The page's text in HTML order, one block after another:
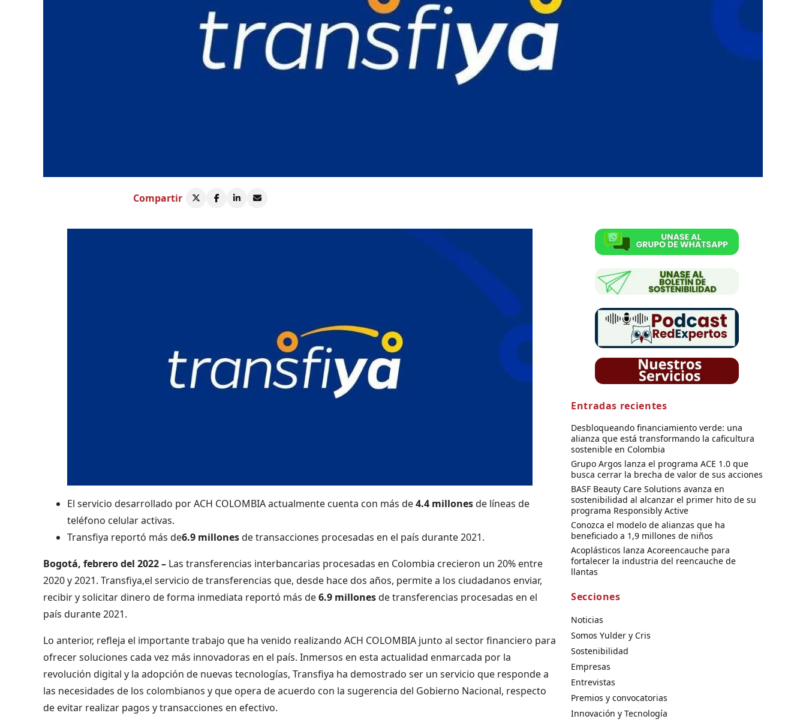
Compartir
El servicio desarrollado por ACH COLOMBIA actualmente cuenta con más de4.4 millonesde líneas de
teléfono celular activas.
Transfiya reportó más de6.9 millonesde transacciones procesadas en el país durante 2021.
Bogotá, febrero del 2022 – Las transferencias interbancarias procesadas en Colombia crecieron un 20% entre
2020 y 2021. Transfiya,el servicio de transferencias que, desde hace dos años, permite a los ciudadanos enviar,
recibir y solicitar dinero de forma inmediata reportó más de6.9 millonesde transferencias procesadas en el
país durante 2021.
Lo anterior, refleja el importante trabajo que ha venido realizando ACH COLOMBIA junto al sector financiero para
ofrecer soluciones cada vez más innovadoras en el país. Inmersos en esta actualidad enmarcada por la
revolución digital y la adopción de nuevas tecnologías, Transfiya ha demostrado ser un servicio que responde a
las necesidades de los colombianos y que opera de acuerdo con la sugerencia del Gobierno Nacional, respecto
de evitar realizar pagos y transacciones en efectivo.
Entradas recientes
Desbloqueando financiamiento verde: una
alianza que está transformando la caficultura
sostenible en Colombia
Grupo Argos lanza el programa ACE 1.0 que
busca cerrar la brecha de valor de sus acciones
BASF Beauty Care Solutions avanza en
sostenibilidad al alcanzar el primer hito de su
programa Responsibly Active
Conozca el modelo de alianzas que ha
beneficiado a 1,9 millones de niños
Acoplásticos lanza Acoreencauche para
fortalecer la industria del reencauche de
llantas
Secciones
Noticias
Somos Yulder y Cris
Sostenibilidad
Empresas
Entrevistas
Premios y convocatorias
Innovación y Tecnología